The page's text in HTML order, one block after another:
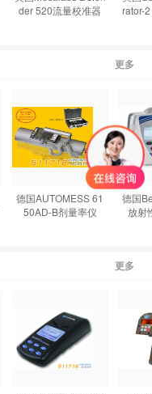
der 520流量校准器
rator-
更多
德国AUTOMESS 61
50AD-B剂量率仪
德国
放射
更多